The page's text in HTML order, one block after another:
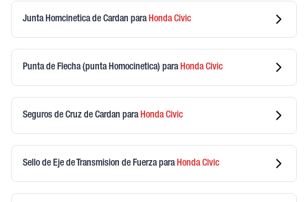
Junta Homcinetica de Cardan para HondaCivic
Punta de Flecha (punta Homocinetica) para HondaCivic
Seguros de Cruz de Cardan para HondaCivic
Sello de Eje de Transmision de Fuerzapara HondaCivic